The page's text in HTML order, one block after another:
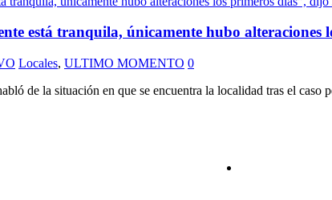
está tranquila, únicamente hubo alteraciones
Locales, ULTIMO MOMENTO 0
de la situación en que se encuentra la localidad tras el